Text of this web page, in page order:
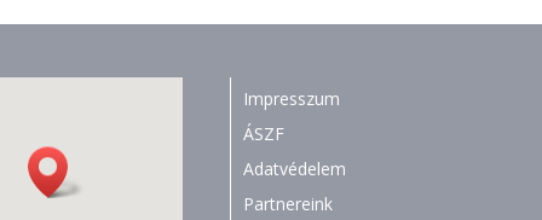
Impresszum
ÁSZF
Adatvédelem
Partnereink